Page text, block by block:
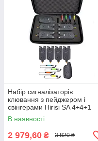
Набір сигналізаторів
клювання з пейджером і
свінгерами Hirisi SA 4+4+1
В наявності
2 979,60 ₴ 3 820 ₴